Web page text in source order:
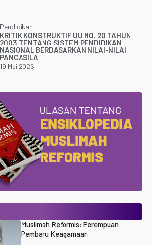
Pendidikan
KRITIK KONSTRUKTIF UU NO. 20 TAHUN
2003 TENTANG SISTEM PENDIDIKAN
NASIONAL BERDASARKAN NILAI-NILAI
PANCASILA
19 Mei 2026
Muslimah Reformis: Perempuan
Pembaru Keagamaan